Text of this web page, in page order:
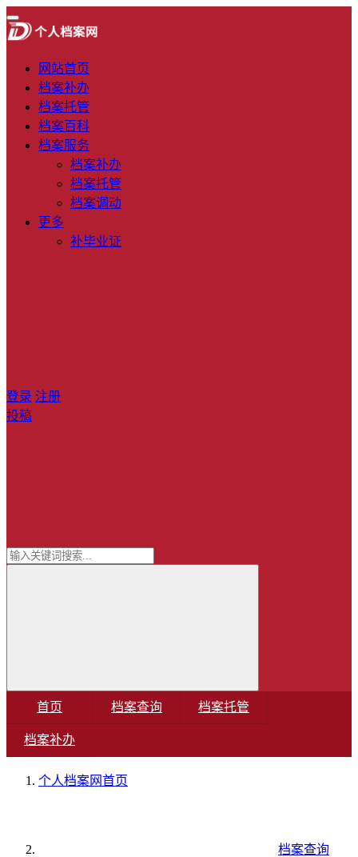
网站首页
档案补办
档案托管
档案百科
档案服务
档案补办
档案托管
档案调动
更多
补毕业证
登录 注册
投稿
首页 档案查询 档案托管
档案补办
个人档案网首页
档案查询